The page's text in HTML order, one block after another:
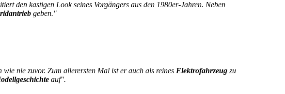
den kastigen Look seines Vorgängers aus den 1980er-Jahren. Neben
geben."
nie zuvor. Zum allerersten Mal ist er auch als reines Elektrofahrzeug zu
auf".